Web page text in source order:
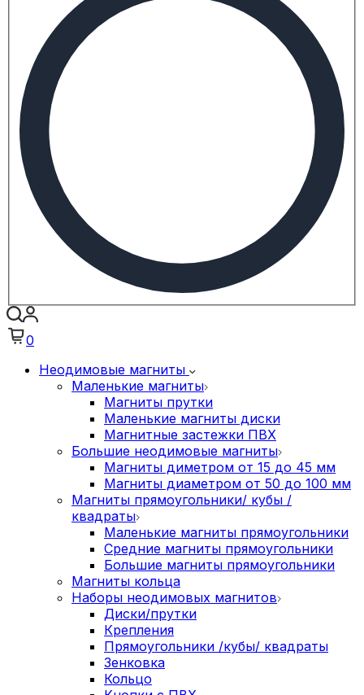
0
Неодимовые магниты
Маленькие магниты
Магниты прутки
Маленькие магниты диски
Магнитные застежки ПВХ
Большие неодимовые магниты
Магниты диметром от 15 до 45 мм
Магниты диаметром от 50 до 100 мм
Магниты прямоугольники/ кубы /
квадраты
Маленькие магниты прямоугольники
Средние магниты прямоугольники
Большие магниты прямоугольники
Магниты кольца
Наборы неодимовых магнитов
Диски/прутки
Крепления
Прямоугольники /кубы/ квадраты
Зенковка
Кольцо